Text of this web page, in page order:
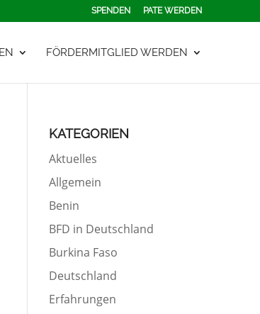
SPENDEN PATE WERDEN
FÖRDERMITGLIED WERDEN
KATEGORIEN
Aktuelles
Allgemein
Benin
BFD in Deutschland
Burkina Faso
Deutschland
Erfahrungen